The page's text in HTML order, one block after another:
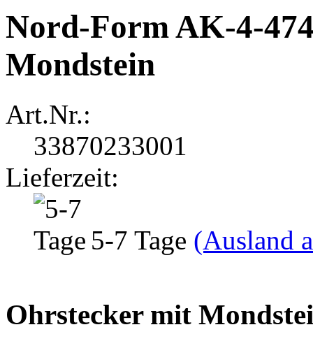
Nord-Form AK-4-
Mondstein
Art.Nr.:
33870233001
Lieferzeit:
5-7 Tage (Ausland
Ohrstecker mit